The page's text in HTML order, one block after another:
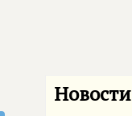
Новости